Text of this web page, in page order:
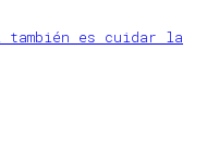
es cuidar la